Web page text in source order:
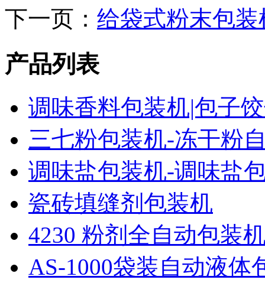
下一页： 给袋式粉末包装
产品列表
调味香料包装机|包子
三七粉包装机-冻干粉
调味盐包装机-调味盐
瓷砖填缝剂包装机
4230 粉剂全自动包装
AS-1000袋装自动液体